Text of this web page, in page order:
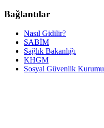
Bağlantılar
Nasıl Gidilir?
SABİM
Sağlık Bakanlığı
KHGM
Sosyal Güvenlik Kurumu